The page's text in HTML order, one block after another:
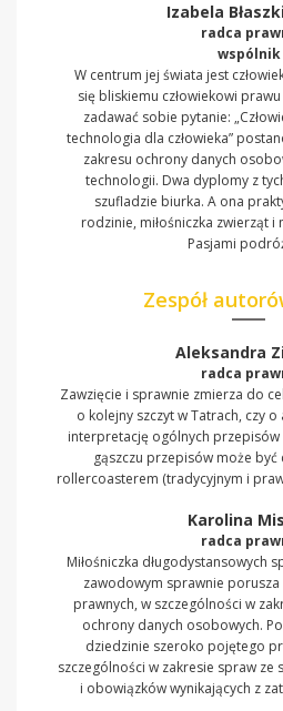
Izabela
radca
wspólnik
W centrum jej świata jest
się bliskiemu człowiekowi
zadawać sobie pytanie:
technologia dla człowieka”
zakresu ochrony danych
technologii. Dwa dyplomy z
szufladzie biurka. A ona
rodzinie, miłośniczka zwierząt i
Pasjami
Zespół
Aleksandra
radca
Zawzięcie i sprawnie zmierza do
o kolejny szczyt w Tatrach, czy
interpretację ogólnych przepisów
gąszczu przepisów może być
rollercoasterem (tradycyjnym i
Karolina
radca
Miłośniczka długodystansowych
zawodowym sprawnie
prawnych, w szczególności w
ochrony danych osobowych.
dziedzinie szeroko pojętego
szczególności w zakresie spraw
i obowiązków wynikających z